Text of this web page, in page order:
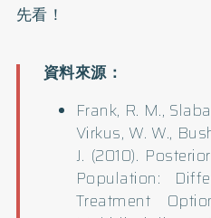
先看！
Frank, R. M.,
Virkus, W. W.,
J. (2010).
Population:
Treatment